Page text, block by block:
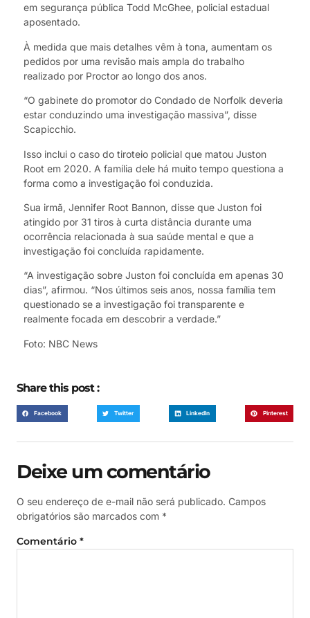
em segurança pública Todd McGhee, policial estadual
aposentado.
À medida que mais detalhes vêm à tona, aumentam os
pedidos por uma revisão mais ampla do trabalho
realizado por Proctor ao longo dos anos.
“O gabinete do promotor do Condado de Norfolk deveria
estar conduzindo uma investigação massiva”, disse
Scapicchio.
Isso inclui o caso do tiroteio policial que matou Juston
Root em 2020. A família dele há muito tempo questiona a
forma como a investigação foi conduzida.
Sua irmã, Jennifer Root Bannon, disse que Juston foi
atingido por 31 tiros à curta distância durante uma
ocorrência relacionada à sua saúde mental e que a
investigação foi concluída rapidamente.
“A investigação sobre Juston foi concluída em apenas 30
dias”, afirmou. “Nos últimos seis anos, nossa família tem
questionado se a investigação foi transparente e
realmente focada em descobrir a verdade.”
Foto: NBC News
Share this post :
Facebook Twitter LinkedIn Pinterest
Deixe um comentário
O seu endereço de e-mail não será publicado. Campos
obrigatórios são marcados com *
Comentário *